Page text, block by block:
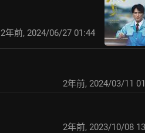
2年前, 2024/06/27 01:44
2年前, 2024/03/11
2年前, 2023/10/08